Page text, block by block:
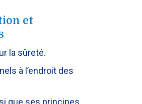
et
la sûreté.
à l’endroit des
que ses principes